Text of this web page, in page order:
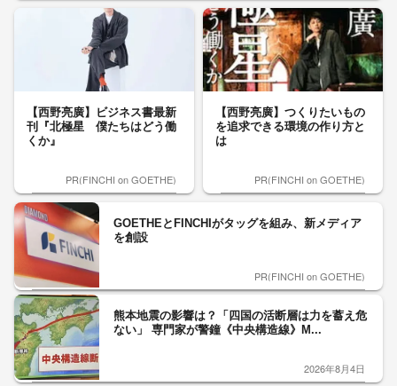
【西野亮廣】ビジネス書最新
刊『北極星 僕たちはどう働
くか』
PR(FINCHI on GOETHE)
【西野亮廣】つくりたいもの
を追求できる環境の作り方と
は
PR(FINCHI on GOETHE)
GOETHEとFINCHIがタッグを組み、新メディア
を創設
PR(FINCHI on GOETHE)
熊本地震の影響は？「四国の活断層は力を蓄え危
ない」 専門家が警鐘《中央構造線》M...
2026年8月4日